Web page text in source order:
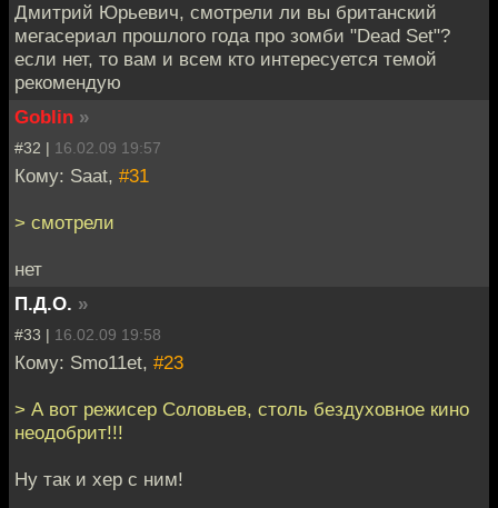
Дмитрий Юрьевич, смотрели ли вы британский
мегасериал прошлого года про зомби "Dead Set"?
если нет, то вам и всем кто интересуется темой
рекомендую
Goblin »
#32 | 16.02.09 19:57
Кому: Saat, #31
> смотрели
нет
П.Д.О. »
#33 | 16.02.09 19:58
Кому: Smo11et, #23
> А вот режисер Соловьев, столь бездуховное кино
неодобрит!!!
Ну так и хер с ним!